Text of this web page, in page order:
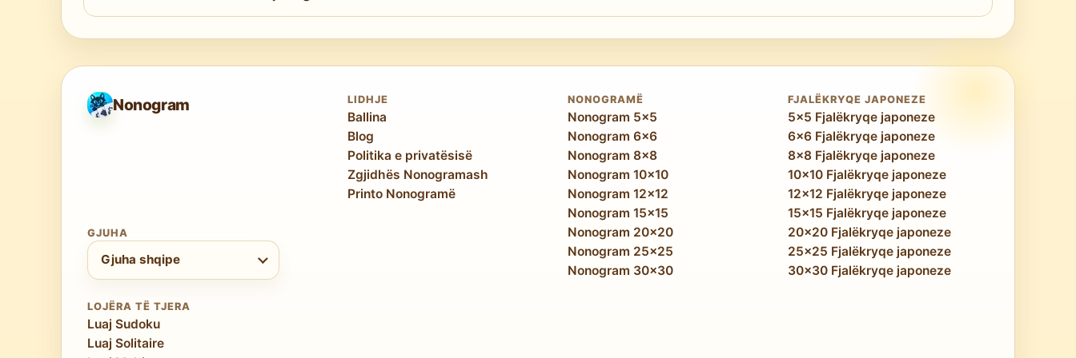
Expert ju përgatit mirë për 10×10 Hard.
Nonogram
GJUHA
Zgjidh gjuhën
Gjuha shqipe
LIDHJE
Ballina
Blog
Politika e privatësisë
Zgjidhës Nonogramash
Printo Nonogramë
NONOGRAMË
Nonogram 5x5
Nonogram 6x6
Nonogram 8x8
Nonogram 10x10
Nonogram 12x12
Nonogram 15x15
Nonogram 20x20
Nonogram 25x25
Nonogram 30x30
FJALËKRYQE JAPONEZE
5x5 Fjalëkryqe japoneze
6x6 Fjalëkryqe japoneze
8x8 Fjalëkryqe japoneze
10x10 Fjalëkryqe japoneze
12x12 Fjalëkryqe japoneze
15x15 Fjalëkryqe japoneze
20x20 Fjalëkryqe japoneze
25x25 Fjalëkryqe japoneze
30x30 Fjalëkryqe japoneze
LOJËRA TË TJERA
Luaj Sudoku
Luaj Solitaire